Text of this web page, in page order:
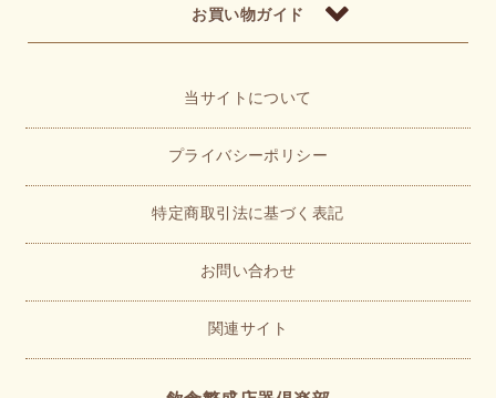
お買い物ガイド
当サイトについて
プライバシーポリシー
特定商取引法に基づく表記
お問い合わせ
関連サイト